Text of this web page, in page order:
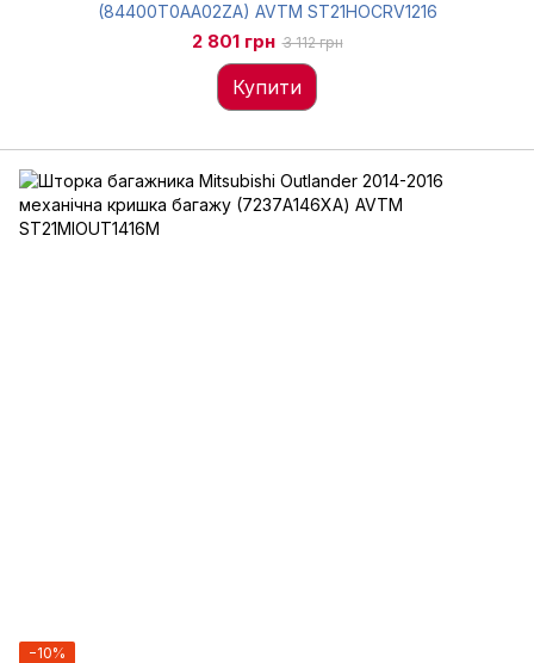
(84400T0AA02ZA) AVTM ST21HOCRV1216
2 801 грн 3 112 грн
Купити
−10%